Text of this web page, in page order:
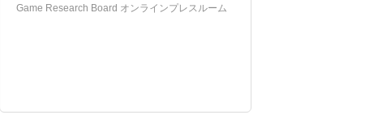
Game Research Board オンラインプレスルーム